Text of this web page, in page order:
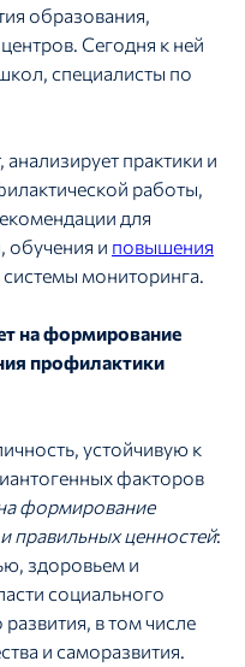
образования,
Сегодня к ней
специалисты по
практики и
работы,
для
обучения и повышения
системы мониторинга.
на формирование
профилактики
устойчивую к
факторов
формирование
правильных ценностей:
здоровьем и
социального
в том числе
и саморазвития.